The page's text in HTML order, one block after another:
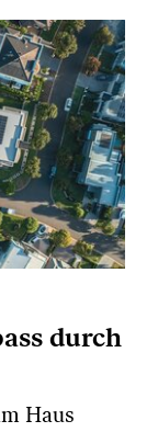
durch
Haus